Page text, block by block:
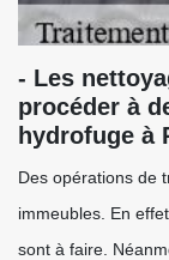
- Les
procéder à
hydrofuge à
Des opérations de
immeubles. En
sont à faire.